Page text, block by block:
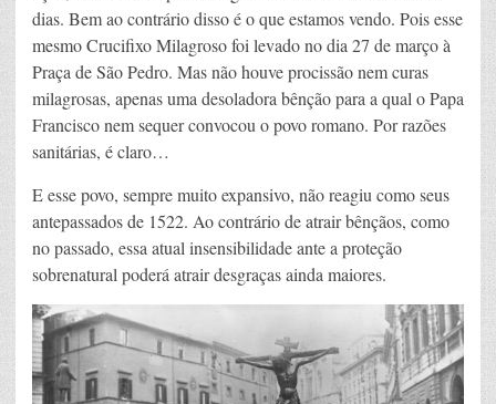
dias. Bem ao contrário disso é o que estamos vendo. Pois esse
mesmo Crucifixo Milagroso foi levado no dia 27 de março à
Praça de São Pedro. Mas não houve procissão nem curas
milagrosas, apenas uma desoladora bênção para a qual o Papa
Francisco nem sequer convocou o povo romano. Por razões
sanitárias, é claro…
E esse povo, sempre muito expansivo, não reagiu como seus
antepassados de 1522. Ao contrário de atrair bênçãos, como
no passado, essa atual insensibilidade ante a proteção
sobrenatural poderá atrair desgraças ainda maiores.